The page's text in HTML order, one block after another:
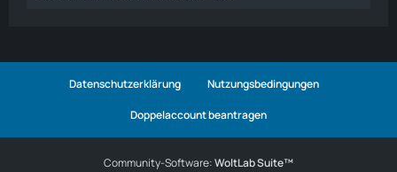
Datenschutzerklärung Nutzungsbedingungen
Doppelaccount beantragen
Community-Software:WoltLab Suite™